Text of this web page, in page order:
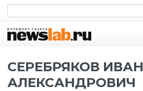
СЕРЕБРЯКОВ ИВАН
АЛЕКСАНДРОВИЧ